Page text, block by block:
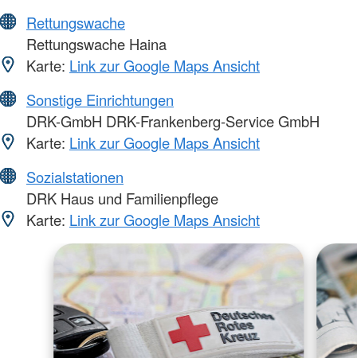
Rettungswache
Rettungswache Haina
Karte: Link zur Google Maps Ansicht
Sonstige Einrichtungen
DRK-GmbH DRK-Frankenberg-Service GmbH
Karte: Link zur Google Maps Ansicht
Sozialstationen
DRK Haus und Familienpflege
Karte: Link zur Google Maps Ansicht